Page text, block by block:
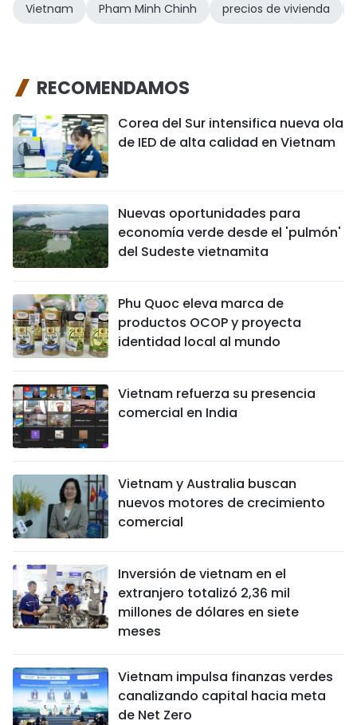
Vietnam Pham Minh Chinh precios de vivienda
RECOMENDAMOS
Corea del Sur intensifica nueva ola
de IED de alta calidad en Vietnam
Nuevas oportunidades para
economía verde desde el 'pulmón'
del Sudeste vietnamita
Phu Quoc eleva marca de
productos OCOP y proyecta
identidad local al mundo
Vietnam refuerza su presencia
comercial en India
Vietnam y Australia buscan
nuevos motores de crecimiento
comercial
Inversión de vietnam en el
extranjero totalizó 2,36 mil
millones de dólares en siete
meses
Vietnam impulsa finanzas verdes
canalizando capital hacia meta
de Net Zero